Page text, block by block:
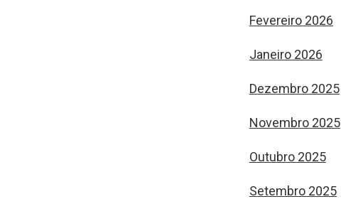
Fevereiro 2026
Janeiro 2026
Dezembro 2025
Novembro 2025
Outubro 2025
Setembro 2025